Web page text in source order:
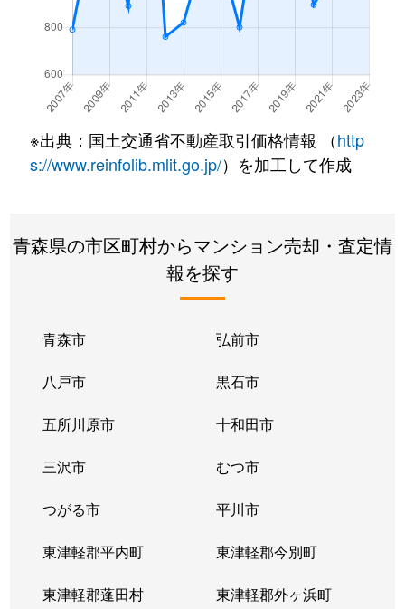
※出典：国土交通省不動産取引価格情報 （http
s://www.reinfolib.mlit.go.jp/）を加工して作成
青森県の市区町村からマンション売却・査定情
報を探す
青森市 弘前市
八戸市 黒石市
五所川原市 十和田市
三沢市 むつ市
つがる市 平川市
東津軽郡平内町 東津軽郡今別町
東津軽郡蓬田村 東津軽郡外ヶ浜町